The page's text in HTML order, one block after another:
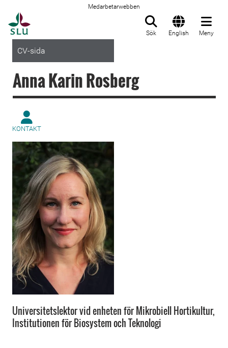
Medarbetarwebben
Sök English Meny
CV-sida
Anna Karin Rosberg
KONTAKT
Universitetslektor vid enheten för Mikrobiell Hortikultur,
Institutionen för Biosystem och Teknologi